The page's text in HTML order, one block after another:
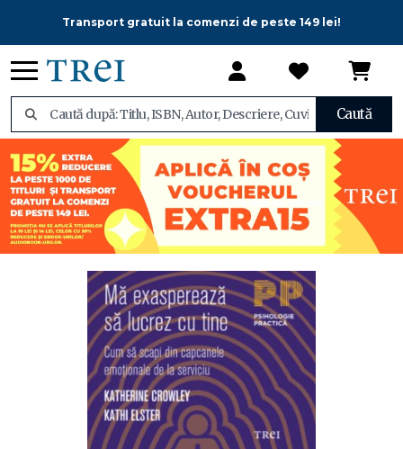
Transport gratuit la comenzi de peste 149 lei!
Caută